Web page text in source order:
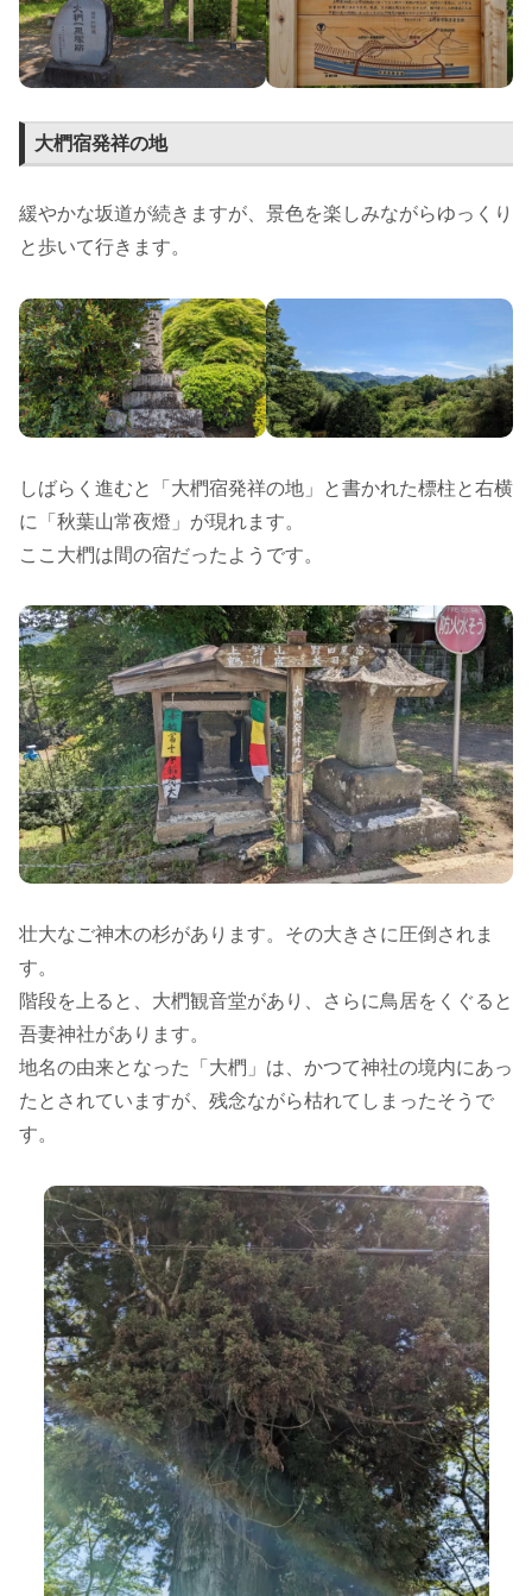
大椚宿発祥の地
緩やかな坂道が続きますが、景色を楽しみながらゆっくり
と歩いて行きます。
しばらく進むと「大椚宿発祥の地」と書かれた標柱と右横
に「秋葉山常夜燈」が現れます。
ここ大椚は間の宿だったようです。
壮大なご神木の杉があります。その大きさに圧倒されま
す。
階段を上ると、大椚観音堂があり、さらに鳥居をくぐると
吾妻神社があります。
地名の由来となった「大椚」は、かつて神社の境内にあっ
たとされていますが、残念ながら枯れてしまったそうで
す。